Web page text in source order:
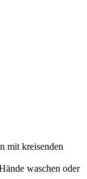
mit kreisenden
waschen oder